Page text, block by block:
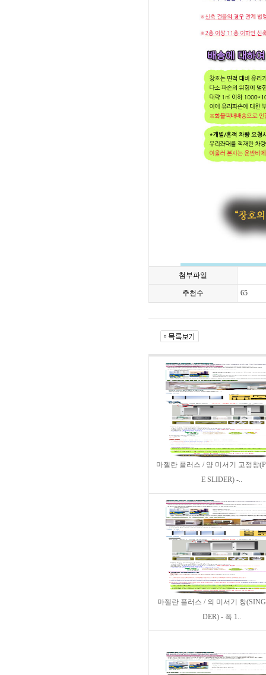
첨부파일
추천수 65
마젤란 플러스 / 양 미서기 고정창
E SLIDER) -..
마젤란 플러스 / 외 미서기 창
DER) - 폭 1..